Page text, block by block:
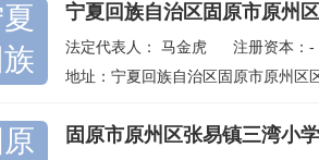
宁夏回族自治区固原市原州
法定代表人：马金虎 注册资本：-
地址：宁夏回族自治区固原市原州区
固原市原州区张易镇三湾小学